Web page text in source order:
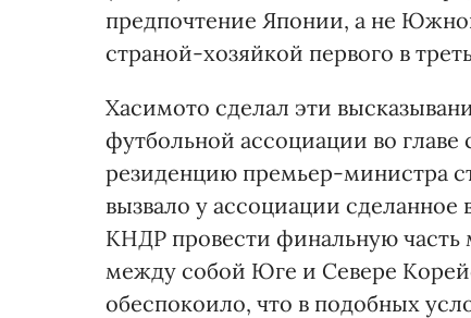
предпочтение Японии, а не
страной-хозяйкой первого в
Хасимото сделал эти
футбольной ассоциации во
резиденцию премьер-министра
вызвало у ассоциации
КНДР провести финальную часть
между собой Юге и Севере
обеспокоило, что в подобных